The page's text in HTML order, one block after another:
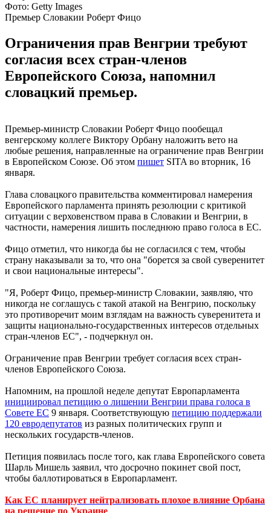
Фото: Getty Images
Премьер Словакии Роберт Фицо
Ограничения прав Венгрии требуют
согласия всех стран-членов
Европейского Союза, напомнил
словацкий премьер.
Премьер-министр Словакии Роберт Фицо пообещал
венгерскому коллеге Виктору Орбану наложить вето на
любые решения, направленные на ограничение прав Венгрии
в Европейском Союзе. Об этом пишет SITA во вторник, 16
января.
Глава словацкого правительства комментировал намерения
Европейского парламента принять резолюции с критикой
ситуации с верховенством права в Словакии и Венгрии, в
частности, намерения лишить последнюю право голоса в ЕС.
Фицо отметил, что никогда бы не согласился с тем, чтобы
страну наказывали за то, что она "борется за свой суверенитет
и свои национальные интересы".
"Я, Роберт Фицо, премьер-министр Словакии, заявляю, что
никогда не соглашусь с такой атакой на Венгрию, поскольку
это противоречит моим взглядам на важность суверенитета и
защиты национально-государственных интересов отдельных
стран-членов ЕС", - подчеркнул он.
Ограничение прав Венгрии требует согласия всех стран-
членов Европейского Союза.
Напомним, на прошлой неделе депутат Европарламента
инициировал петицию о лишении Венгрии права голоса в
Совете ЕС 9 января. Соответствующую петицию поддержали
120 евродепутатов из разных политических групп и
нескольких государств-членов.
Петиция появилась после того, как глава Европейского совета
Шарль Мишель заявил, что досрочно покинет свой пост,
чтобы баллотироваться в Европарламент.
Как ЕС планирует нейтрализовать плохое влияние Орбана
на решение по Украине